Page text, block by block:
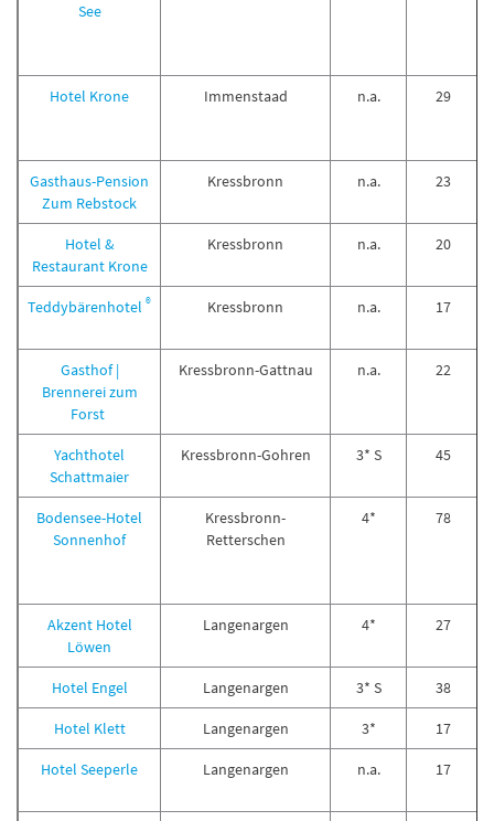
See
Hotel Krone Immenstaad n.a. 29
Gasthaus-Pension
Zum Rebstock
Kressbronn n.a. 23
Hotel &
Restaurant Krone
Kressbronn n.a. 20
Teddybärenhotel ® Kressbronn n.a. 17
Gasthof |
Brennerei zum
Forst
Kressbronn-Gattnau n.a. 22
Yachthotel
Schattmaier
Kressbronn-Gohren 3* S 45
Bodensee-Hotel
Sonnenhof
Kressbronn-
Retterschen
4* 78
Akzent Hotel
Löwen
Langenargen 4* 27
Hotel Engel Langenargen 3* S 38
Hotel Klett Langenargen 3* 17
Hotel Seeperle Langenargen n.a. 17